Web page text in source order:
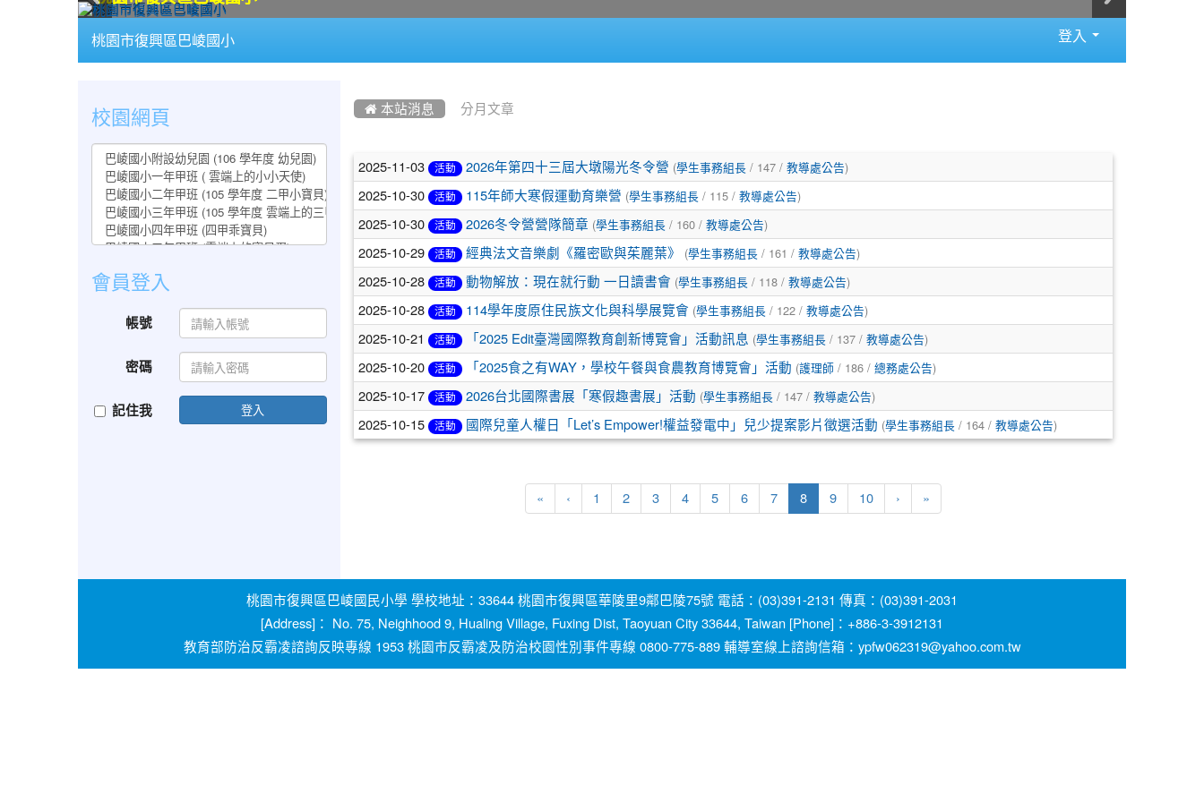
桃園市復興區巴崚國小 登入
 本站消息 分月文章
文
章
列
表
2025-11-03 活動 2026年第四十三屆大墩陽光冬令營 (學生事務組長/ 147 / 教導處公告)
2025-10-30 活動 115年師大寒假運動育樂營 (學生事務組長/ 115 / 教導處公告)
2025-10-30 活動 2026冬令營營隊簡章 (學生事務組長/ 160 / 教導處公告)
2025-10-29 活動 經典法文音樂劇《羅密歐與茱麗葉》 (學生事務組長/ 161 / 教導處公告)
2025-10-28 活動 動物解放：現在就行動 一日讀書會 (學生事務組長/ 118 / 教導處公告)
2025-10-28 活動 114學年度原住民族文化與科學展覽會 (學生事務組長/ 122 / 教導處公告)
2025-10-21 活動 「2025 Edit臺灣國際教育創新博覽會」活動訊息 (學生事務組長/ 137 / 教導處公告)
2025-10-20 活動 「2025食之有WAY，學校午餐與食農教育博覽會」活動 (護理師/ 186 / 總務處公告)
2025-10-17 活動 2026台北國際書展「寒假趣書展」活動 (學生事務組長/ 147 / 教導處公告)
2025-10-15 活動 國際兒童人權日「Let’s Empower!權益發電中」兒少提案影片徵選活動 (學生事務組長/ 164 / 教導處公告)
« ‹ 1 2 3 4 5 6 7 8(current)
9 10 › »
校園網頁
會員登入
帳號
密碼
記住我 登入
桃園市復興區巴崚國民小學 學校地址：33644 桃園市復興區華陵里9鄰巴陵75號 電話：(03)391-2131 傳真：(03)391-2031
[Address]： No. 75, Neighhood 9, Hualing Village, Fuxing Dist, Taoyuan City 33644, Taiwan [Phone]：+886-3-3912131
教育部防治反霸凌諮詢反映專線 1953 桃園市反霸凌及防治校園性別事件專線 0800-775-889 輔導室線上諮詢信箱：ypfw062319@yahoo.com.tw